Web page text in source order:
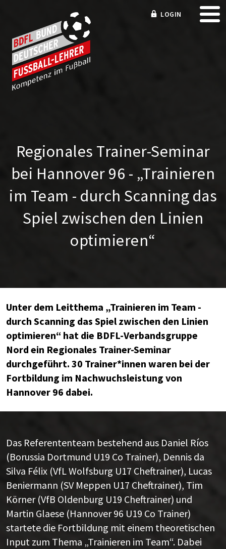
LOGIN
Regionales Trainer-Seminar
bei Hannover 96 - „Trainieren
im Team - durch Scanning das
Spiel zwischen den Linien
optimieren“
Unter dem Leitthema „Trainieren im Team -
durch Scanning das Spiel zwischen den Linien
optimieren“ hat die BDFL-Verbandsgruppe
Nord ein Regionales Trainer-Seminar
durchgeführt. 30 Trainer*innen waren bei der
Fortbildung im Nachwuchsleistung von
Hannover 96 dabei.
Das Referententeam bestehend aus Daniel Ríos
(Borussia Dortmund U19 Co Trainer), Dennis da
Silva Félix (VfL Wolfsburg U17 Cheftrainer), Lucas
Beniermann (SV Meppen U17 Cheftrainer), Tim
Körner (VfB Oldenburg U19 Cheftrainer) und
Martin Glaese (Hannover 96 U19 Co Trainer)
startete die Fortbildung mit einem theoretischen
Input zum Thema „Trainieren im Team“. Dabei